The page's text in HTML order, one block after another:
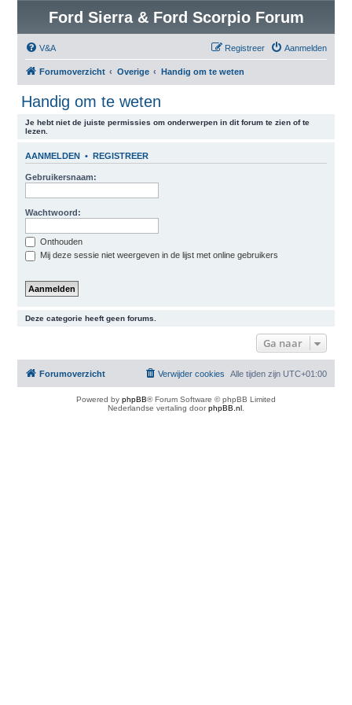
Ford Sierra & Ford Scorpio Forum
V&A Aanmelden
Registreer
Forumoverzicht Overige Handig om te weten
Handig om te weten
Je hebt niet de juiste permissies om onderwerpen in dit forum te zien of te
lezen.
AANMELDEN • REGISTREER
Gebruikersnaam:
Wachtwoord:
Onthouden
Mij deze sessie niet weergeven in de lijst met online gebruikers
Deze categorie heeft geen forums.
Ga naar
Forumoverzicht Alle tijden zijn UTC+01:00
Verwijder cookies
Powered by phpBB® Forum Software © phpBB Limited
Nederlandse vertaling doorphpBB.nl